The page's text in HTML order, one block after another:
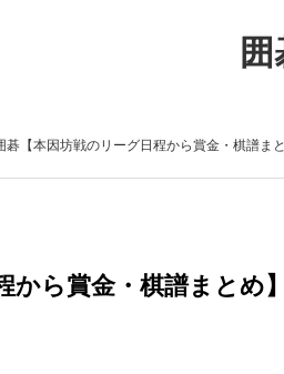
碁【本因坊戦のリーグ日程から賞金・棋譜ま
から賞金・棋譜まとめ